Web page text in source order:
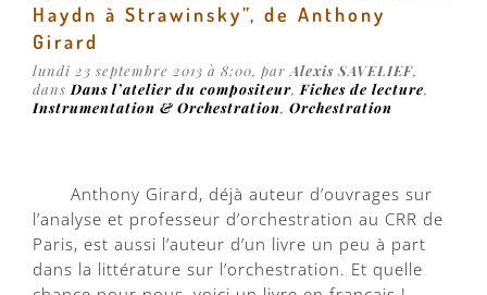
Haydn à Strawinsky”, de Anthony
Girard
lundi 23 septembre 2013 à 8:00, par Alexis SAVELIEF,
dans Dans l’atelier du compositeur, Fiches de lecture,
Instrumentation & Orchestration, Orchestration
Anthony Girard, déjà auteur d’ouvrages sur
l’analyse et professeur d’orchestration au CRR de
Paris, est aussi l’auteur d’un livre un peu à part
dans la littérature sur l’orchestration. Et quelle